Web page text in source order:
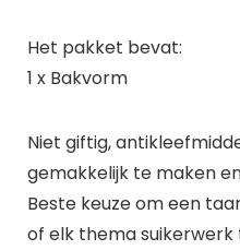
Het pakket bevat:
1 x Bakvorm
Niet giftig,
gemakkelijk te maken
Beste keuze om een
of elk thema suikerwerk